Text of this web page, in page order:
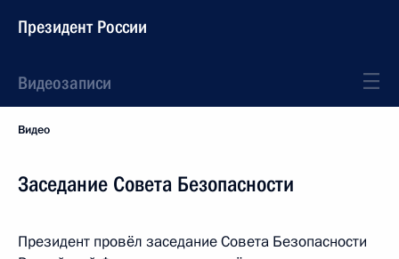
Президент России
Видеозаписи
Видео
Заседание Совета Безопасности
Президент провёл заседание Совета Безопасности